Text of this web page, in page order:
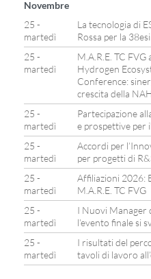
Novembre
25 -
martedì
La tecnologia di
Rossa per la
25 -
martedì
M.A.R.E. TC
Hydrogen
Conference:
crescita della
25 -
martedì
Partecipazione
e prospettive per
25 -
martedì
Accordi per
per progetti di
25 -
martedì
Affiliazioni 2026:
M.A.R.E. TC FVG
25 -
martedì
I Nuovi Manager
l’evento finale si
25 -
martedì
I risultati del
tavoli di lavoro